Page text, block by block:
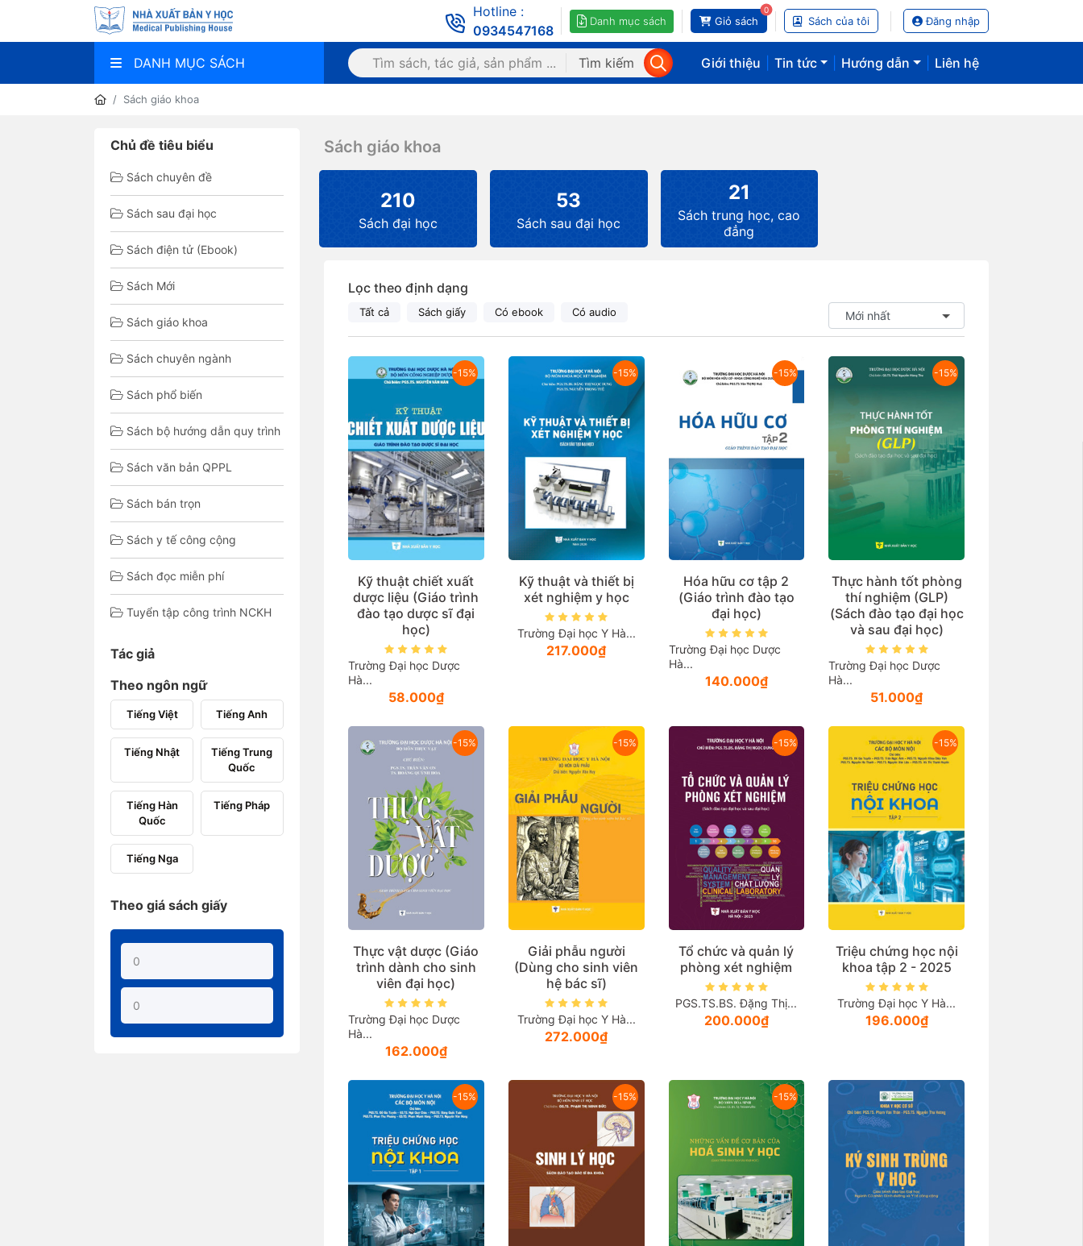
Hotline :
0934547168
Danh mục sách
0
Giỏ sách Sách của tôi Đăng nhập
DANH MỤC SÁCH Tìm kiếm Giới thiệu Tin tức Hướng dẫn Liên hệ
Sách giáo khoa
Chủ đề tiêu biểu
Sách chuyên đề
Sách sau đại học
Sách điện tử (Ebook)
Sách Mới
Sách giáo khoa
Sách chuyên ngành
Sách phổ biến
Sách bộ hướng dẫn quy trình
Sách văn bản QPPL
Sách bán trọn
Sách y tế công cộng
Sách đọc miễn phí
Tuyển tập công trình NCKH
Tác giả
Theo ngôn ngữ
Tiếng Việt Tiếng Anh
Tiếng Nhật
Tiếng Trung
Quốc
Tiếng Hàn
Quốc
Tiếng Pháp
Tiếng Nga
Theo giá sách giấy
Sách giáo khoa
210
Sách đại học
53
Sách sau đại học
21
Sách trung học, cao
đẳng
Lọc theo định dạng
Tất cả Sách giấy Có ebook Có audio
-15%
Kỹ thuật chiết xuất
dược liệu (Giáo trình
đào tạo dược sĩ đại
học)
Trường Đại học Dược
Hà...
58.000₫
-15%
Kỹ thuật và thiết bị
xét nghiệm y học
Trường Đại học Y Hà...
217.000₫
-15%
Hóa hữu cơ tập 2
(Giáo trình đào tạo
đại học)
Trường Đại học Dược
Hà...
140.000₫
-15%
Thực hành tốt phòng
thí nghiệm (GLP)
(Sách đào tạo đại học
và sau đại học)
Trường Đại học Dược
Hà...
51.000₫
-15%
Thực vật dược (Giáo
trình dành cho sinh
viên đại học)
Trường Đại học Dược
Hà...
162.000₫
-15%
Giải phẫu người
(Dùng cho sinh viên
hệ bác sĩ)
Trường Đại học Y Hà...
272.000₫
-15%
Tổ chức và quản lý
phòng xét nghiệm
PGS.TS.BS. Đặng Thị...
200.000₫
-15%
Triệu chứng học nội
khoa tập 2 - 2025
Trường Đại học Y Hà...
196.000₫
-15% -15% -15%